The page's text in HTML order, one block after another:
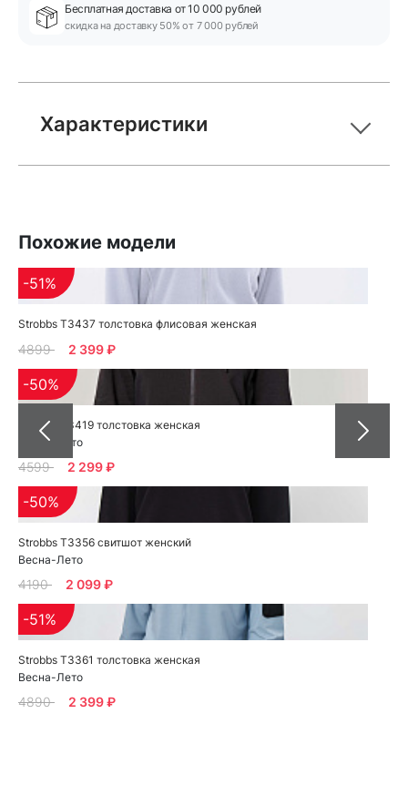
Бесплатная доставка от 10 000 рублей
скидка на доставку 50% от 7 000 рублей
Характеристики
Похожие модели
Strobbs T3437 толстовка флисовая женская
-51%
4899 2 399 ₽
Strobbs T3419 толстовка женская
Весна-Лето
-50%
4599 2 299 ₽
Strobbs T3356 свитшот женский
Весна-Лето
-50%
4190 2 099 ₽
Strobbs T3361 толстовка женская
Весна-Лето
-51%
4890 2 399 ₽